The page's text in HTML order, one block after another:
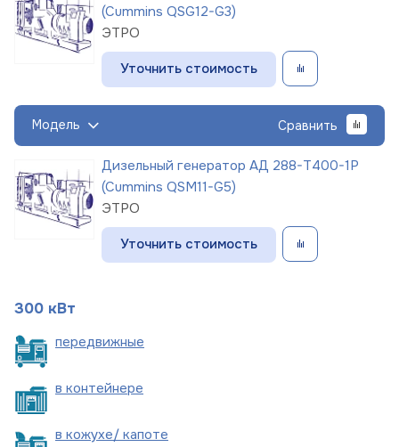
(Cummins QSG12-G3)
ЭТРО
Уточнить стоимость
Модель Сравнить
Дизельный генератор АД 288-Т400-1Р
(Cummins QSM11-G5)
ЭТРО
Уточнить стоимость
300 кВт
передвижные
в контейнере
в кожухе/ капоте